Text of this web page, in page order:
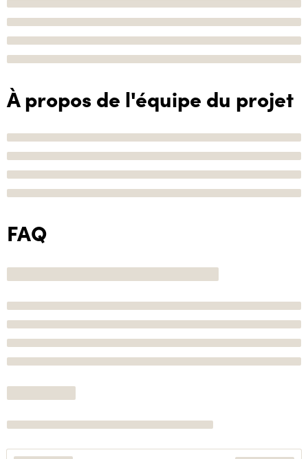
À propos de l'équipe du projet
FAQ